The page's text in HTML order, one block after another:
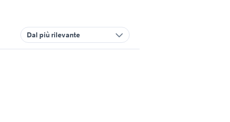
Dal più rilevante